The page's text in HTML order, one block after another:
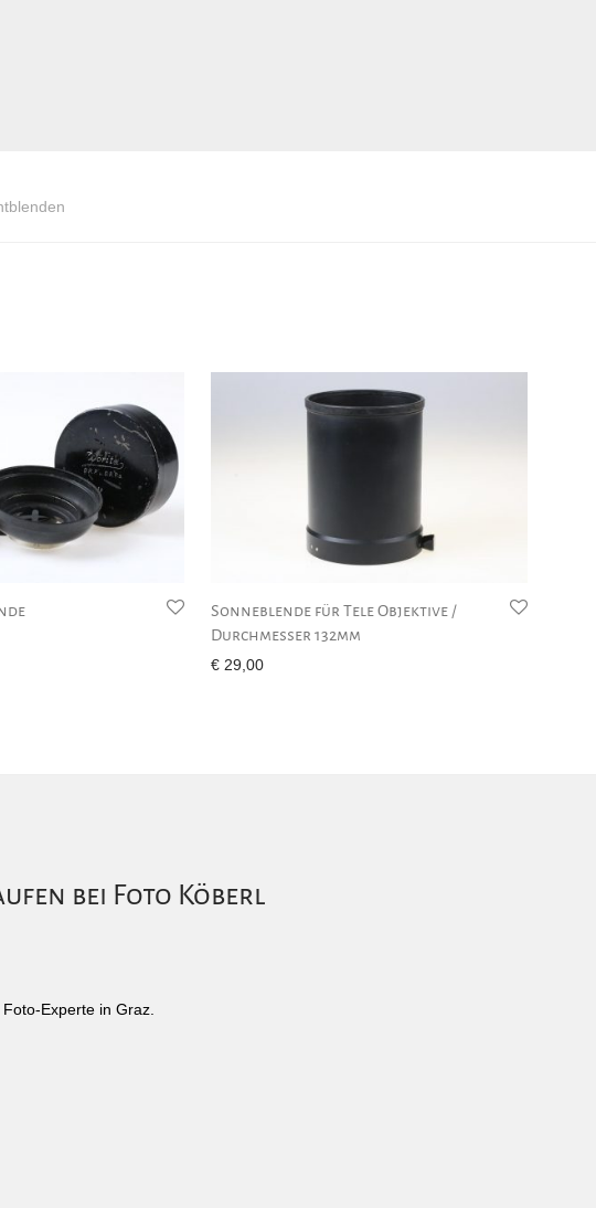
Sonneblende für Tele Objektive /
Durchmesser 132mm
€ 29,00
bei Foto Köberl
Experte in Graz.